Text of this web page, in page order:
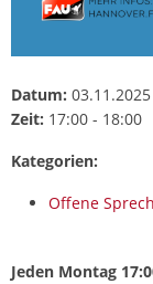
Datum: 03.11.2025
Zeit: 17:00 - 18:00
Kategorien:
Offene
Jeden Montag